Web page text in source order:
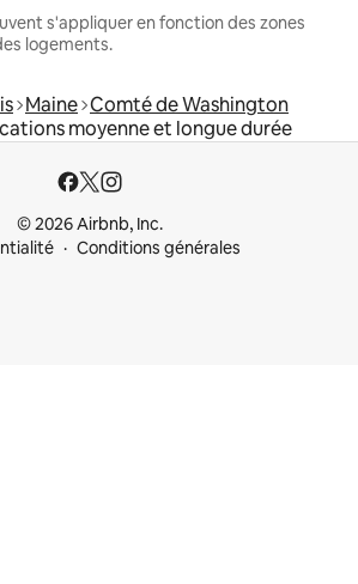
s'appliquer en fonction des zones
logements.
Maine Comté de Washington
moyenne et longue durée
© 2026 Airbnb, Inc.
Conditions générales